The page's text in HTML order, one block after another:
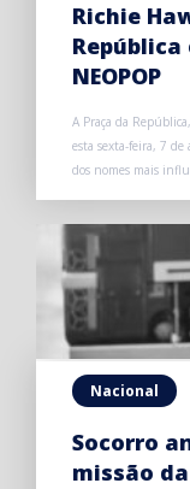
Richie
NEOPOP
A Praça da
esta sexta-feira, 7
dos nomes mais
Nacional
Socorro
missão